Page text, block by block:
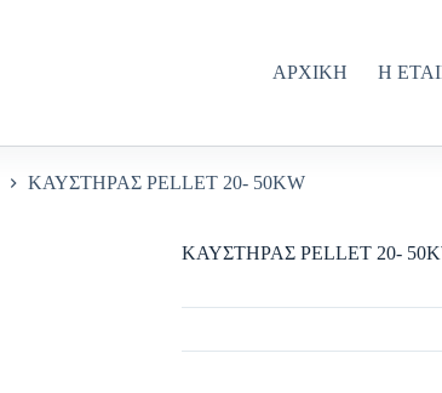
ΑΡΧΙΚΗ
Η
ΚΑΥΣΤΗΡΑΣ PELLET 20- 50KW
ΚΑΥΣΤΗΡΑΣ PELLET 20-